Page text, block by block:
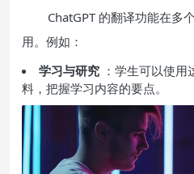
ChatGPT 的翻译功能在多
用。例如：
学习与研究 ：学生可以使
料，把握学习内容的要点。